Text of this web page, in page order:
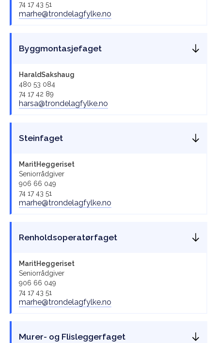
74 17 43 51
marhe@trondelagfylke.no
Byggmontasjefaget
HaraldSakshaug
480 53 084
74 17 42 89
harsa@trondelagfylke.no
Steinfaget
MaritHeggeriset
Seniorrådgiver
906 66 049
74 17 43 51
marhe@trondelagfylke.no
Renholdsoperatørfaget
MaritHeggeriset
Seniorrådgiver
906 66 049
74 17 43 51
marhe@trondelagfylke.no
Murer- og Flisleggerfaget